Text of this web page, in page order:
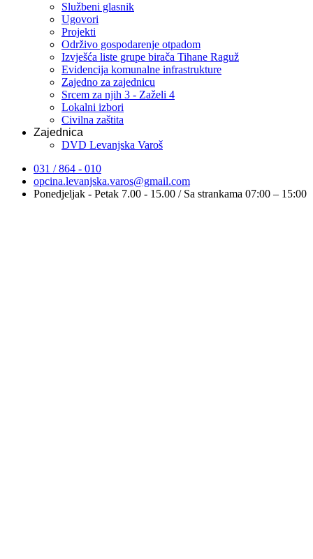
Službeni glasnik
Ugovori
Projekti
Održivo gospodarenje otpadom
Izvješća liste grupe birača Tihane Raguž
Evidencija komunalne infrastrukture
Zajedno za zajednicu
Srcem za njih 3 - Zaželi 4
Lokalni izbori
Civilna zaštita
Zajednica
DVD Levanjska Varoš
031 / 864 - 010
opcina.levanjska.varos@gmail.com
Ponedjeljak - Petak 7.00 - 15.00 / Sa strankama 07:00 – 15:00